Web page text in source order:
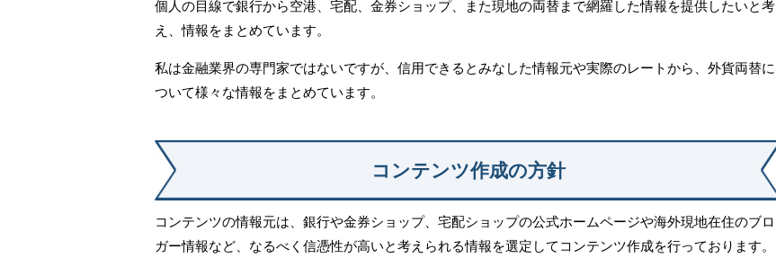
個人の目線で銀行から空港、宅配、金券ショップ、また現地の両替まで網羅した情報を提供したいと考
え、情報をまとめています。
私は金融業界の専門家ではないですが、信用できるとみなした情報元や実際のレートから、外貨両替に
ついて様々な情報をまとめています。
コンテンツ作成の方針
コンテンツの情報元は、銀行や金券ショップ、宅配ショップの公式ホームページや海外現地在住のブロ
ガー情報など、なるべく信憑性が高いと考えられる情報を選定してコンテンツ作成を行っております。